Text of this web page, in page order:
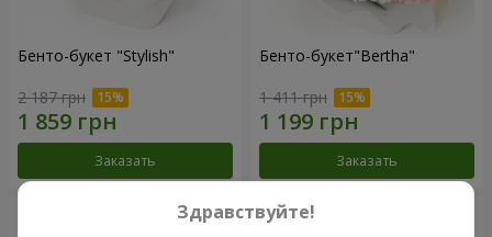
Бенто-букет "Stylish"
2 187 грн
Заказать
Бенто-букет"Bertha"
1 411 грн
Заказать
Здравствуйте!